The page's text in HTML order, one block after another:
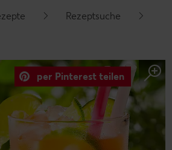
Rezeptsuche
per Pinterest teilen